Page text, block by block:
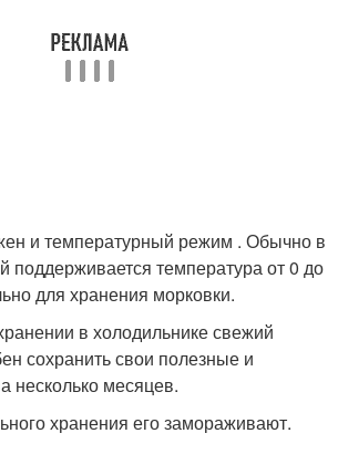
и температурный режим . Обычно в
поддерживается температура от 0 до
для хранения морковки.
в холодильнике свежий
сохранить свои полезные и
несколько месяцев.
хранения его замораживают.